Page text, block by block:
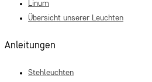
Linum
Übersicht unserer Leuchten
Anleitungen
Stehleuchten